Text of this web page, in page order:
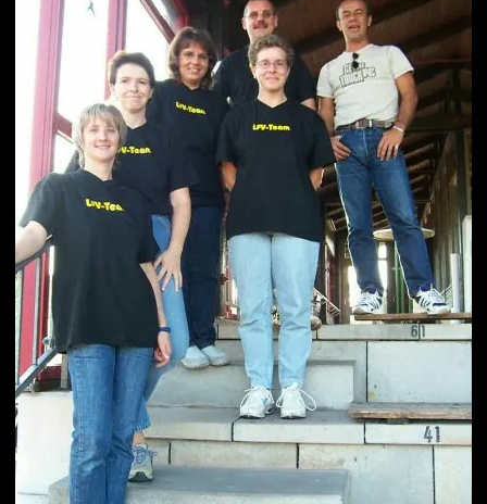
Wir veröffentlichen in unserer Bildergalerie regelmäßig Bilder der
Wettkämpfe und Veranstaltungen, die wir als Verein veranstalten
und an denen unsere Mitglieder teilnehmen. Sollten Sie sich oder
Ihr Kind auf einem der Bilder unvorteilhaft dargestellt sehen oder
wünschen nicht, dass dieses Bild weiterhin veröffentlicht wird, so
werden wir dieses schnellstmöglich entfernen.
Senden Sie
dazu einfach eine kurze E-Mail an uns.